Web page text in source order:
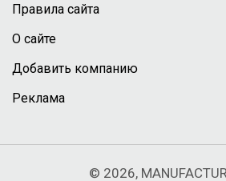
Правила сайта
О сайте
Добавить компанию
Реклама
© 2026,